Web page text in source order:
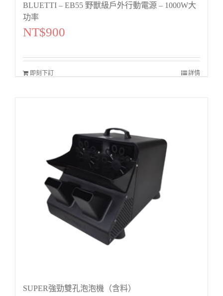
BLUETTI – EB55 野獸級戶外行動電源 – 1000W大
功率
NT$900
即刻下訂 詳情
SUPER強勁雙孔泡泡機（含料）